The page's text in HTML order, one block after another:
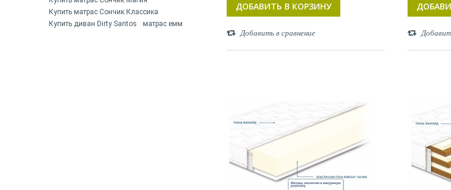
Купить матрас Сончик Классика
Купить диван Dirty Santos
матрас емм
ДОБАВИТЬ В КОРЗИНУ
Добавить в сравнение